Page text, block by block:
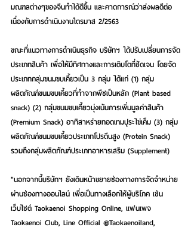
มณฑลต่างๆของจีนทำได้ดีขึ้น และคาดการณ์ว่าส่งผลดีต่อ
เนื่องกับการดำเนินงานไตรมาส 2/2563
ขณะที่แนวทางการดำเนินธุรกิจ บริษัทฯ ได้ปรับเปลี่ยนการจัด
ประเภทสินค้า เพื่อให้มีทิศทางและการเติบโตที่ชัดเจน โดยจัด
ประเภทกลุ่มขนมขบเคี้ยวเป็น 3 กลุ่ม ได้แก่ (1) กลุ่ม
ผลิตภัณฑ์ขนมขบเคี้ยวที่ทำจากพืชเป็นหลัก (Plant based
snack) (2) กลุ่มขนมขบเคี้ยวมุ่งเน้นการเพิ่มมูลค่าสินค้า
(Premium Snack) อาทิสาหร่ายทอดเทมปุระไข่เค็ม (3) กลุ่ม
ผลิตภัณฑ์ขนมขบเคี้ยวประเภทโปรตีนสูง (Protein Snack)
รวมถึงกลุ่มผลิตภัณฑ์ประเภทอาหารเสริม (Supplement)
"นอกจากนี้บริษัทฯ ยังเดินหน้าขยายช่องทางการจัดจำหน่าย
ผ่านช่องทางออนไลน์ เพื่อเป็นทางเลือกให้ผู้บริโภค เช่น
เว็บไซต์ Taokaenoi Shopping Online, แฟนเพจ
Taokaenoi Club, Line Official @Taokaenoiland,